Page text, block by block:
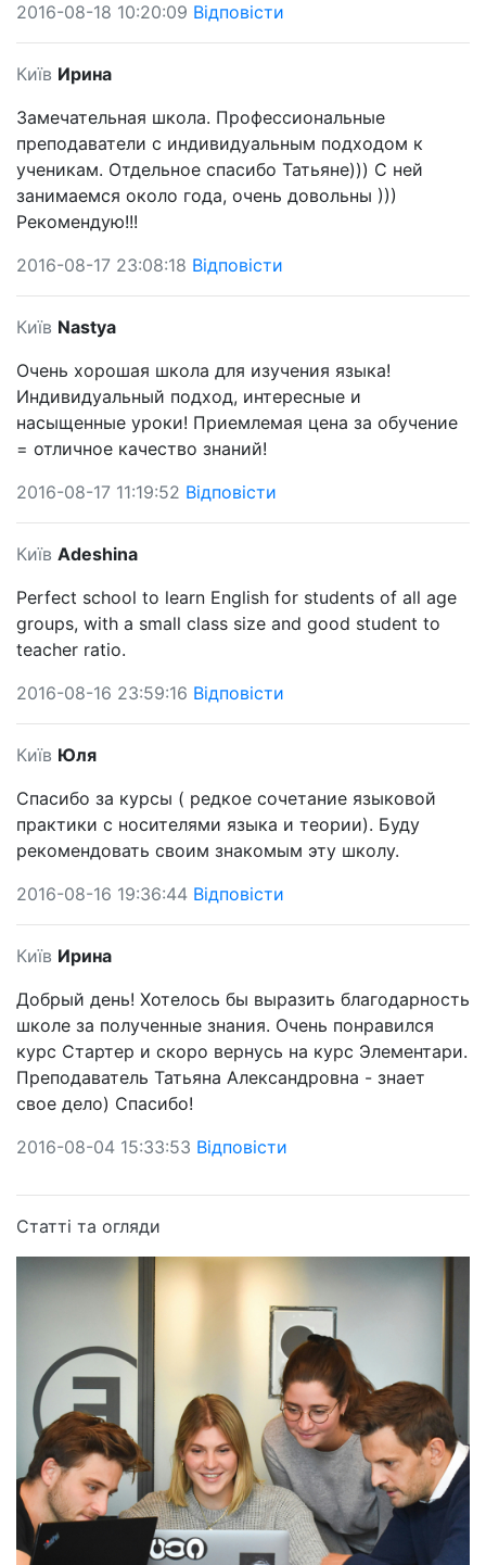
2016-08-18 10:20:09 Відповісти
Київ Ирина
Замечательная школа. Профессиональные
преподаватели с индивидуальным подходом к
ученикам. Отдельное спасибо Татьяне))) С ней
занимаемся около года, очень довольны )))
Рекомендую!!!
2016-08-17 23:08:18 Відповісти
Київ Nastya
Очень хорошая школа для изучения языка!
Индивидуальный подход, интересные и
насыщенные уроки! Приемлемая цена за обучение
= отличное качество знаний!
2016-08-17 11:19:52 Відповісти
Київ Adeshina
Perfect school to learn English for students of all age
groups, with a small class size and good student to
teacher ratio.
2016-08-16 23:59:16 Відповісти
Київ Юля
Спасибо за курсы ( редкое сочетание языковой
практики с носителями языка и теории). Буду
рекомендовать своим знакомым эту школу.
2016-08-16 19:36:44 Відповісти
Київ Ирина
Добрый день! Хотелось бы выразить благодарность
школе за полученные знания. Очень понравился
курс Стартер и скоро вернусь на курс Элементари.
Преподаватель Татьяна Александровна - знает
свое дело) Спасибо!
2016-08-04 15:33:53 Відповісти
Статті та огляди